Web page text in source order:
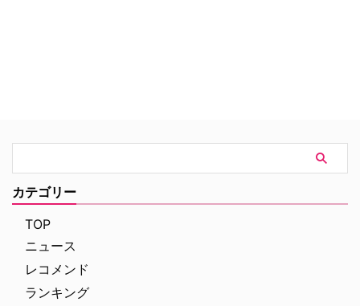
地球を守るため、奮闘していく。
カテゴリー
TOP
ニュース
レコメンド
ランキング